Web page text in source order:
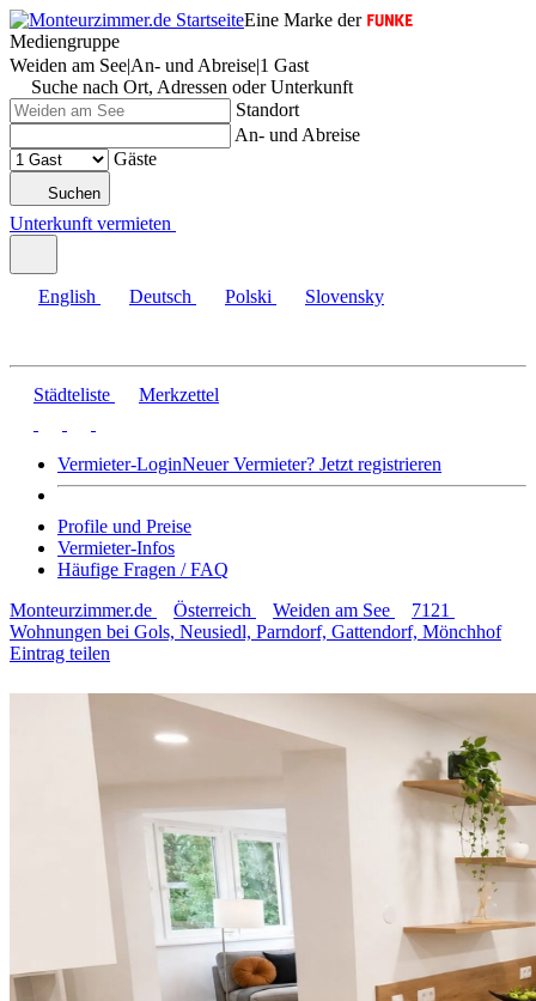
Eine Marke der
Mediengruppe
Weiden am See|An- und Abreise|1 Gast
Suche nach Ort, Adressen oder Unterkunft
Standort
An- und Abreise
Gäste
Suchen
Unterkunft vermieten
English Deutsch Polski Slovensky
Städteliste Merkzettel
Vermieter-LoginNeuer Vermieter? Jetzt registrieren
Profile und Preise
Vermieter-Infos
Häufige Fragen / FAQ
Monteurzimmer.de
Österreich Weiden am See
7121
Wohnungen bei Gols, Neusiedl, Parndorf, Gattendorf, Mönchhof
Eintrag teilen